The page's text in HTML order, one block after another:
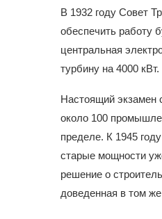
В 1932 году Совет
обеспечить работу
центральная
турбину на 4000 кВт.
Настоящий экзамен
около 100
пределе. К 1945
старые мощности
решение о
доведенная в том